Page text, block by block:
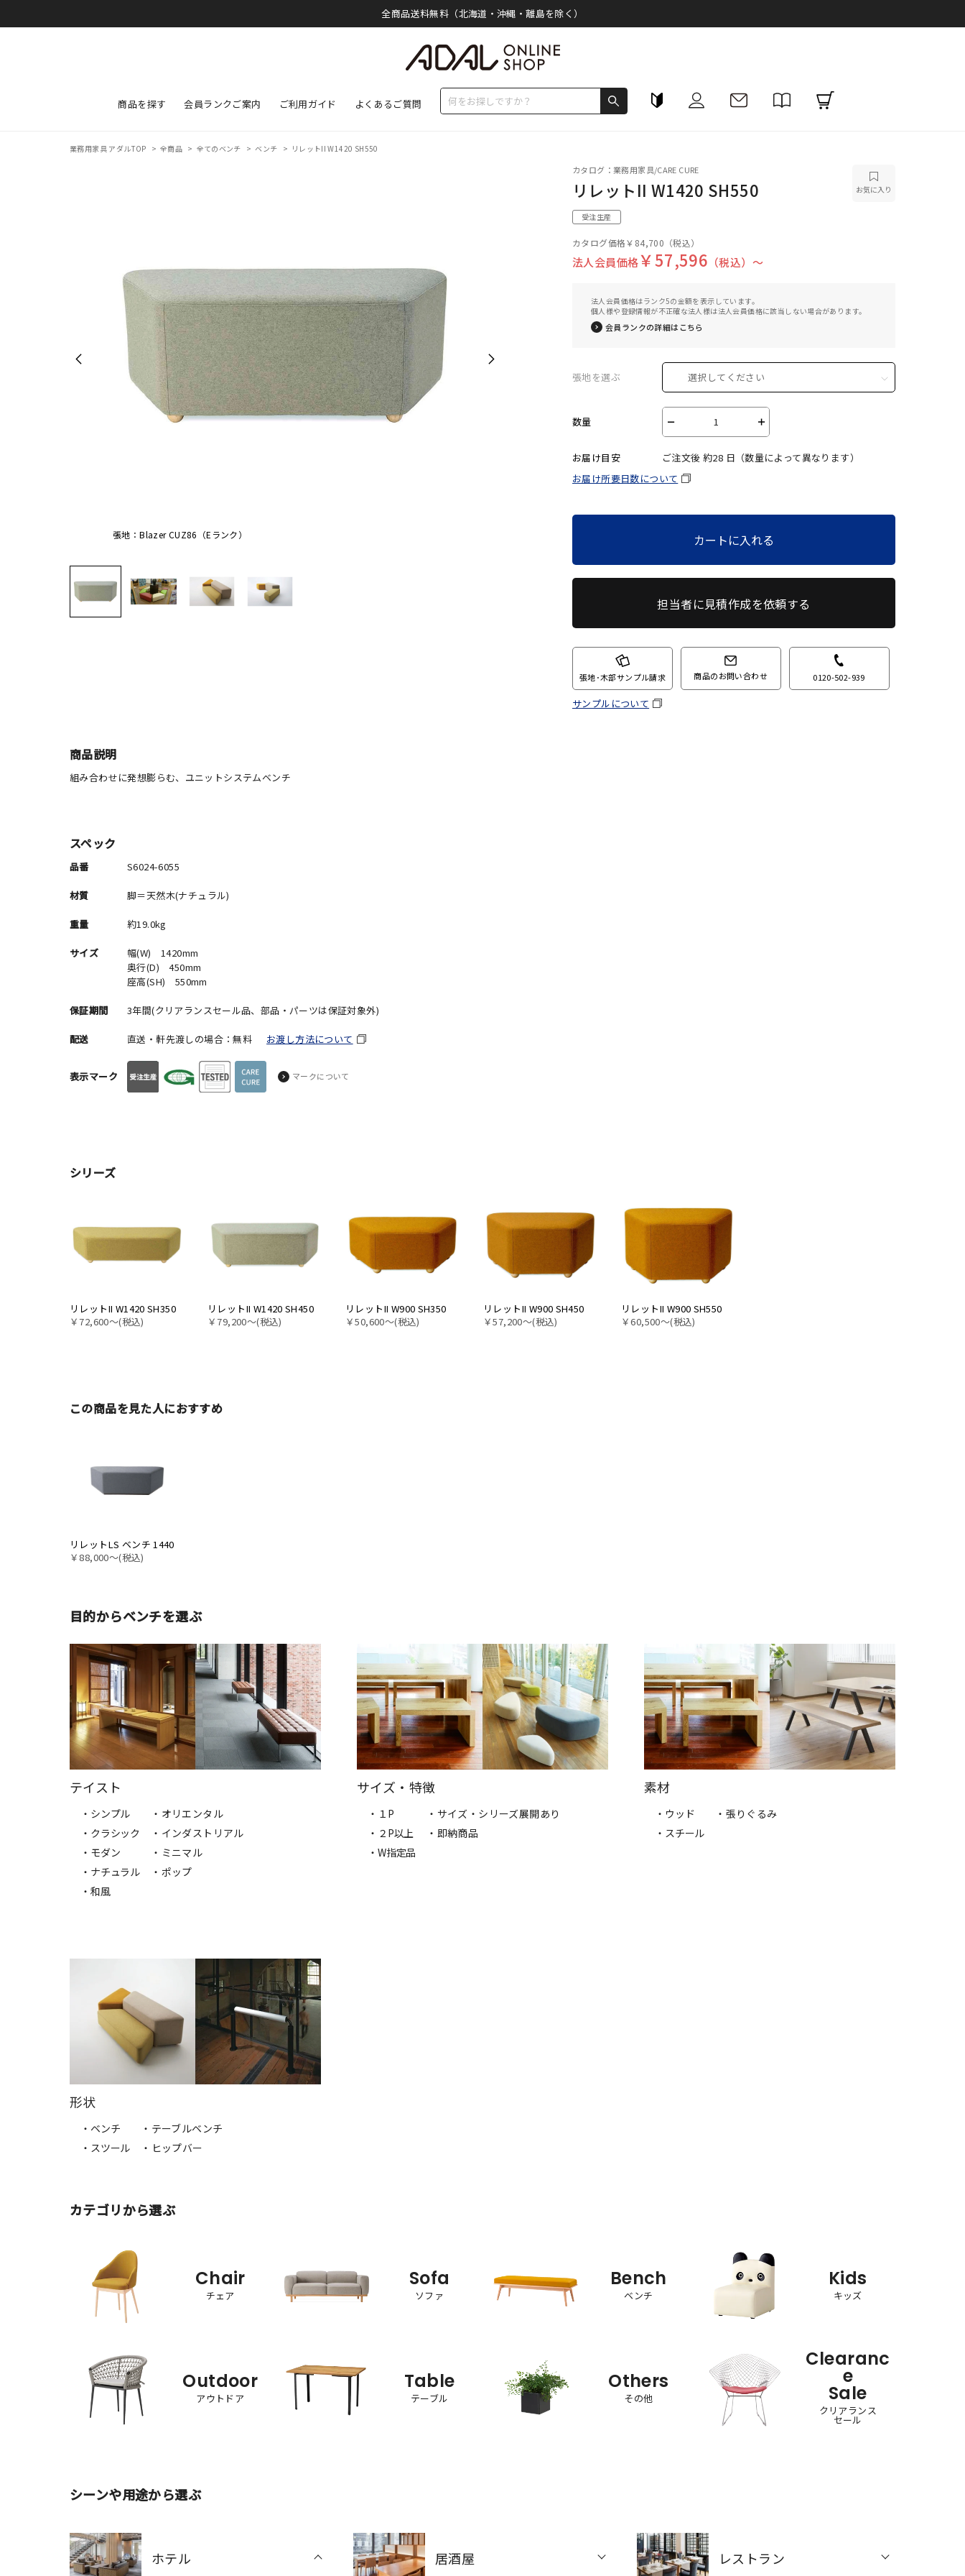
全商品送料無料（北海道・沖縄・離島を除く）
商品を探す 会員ランクご案内 ご利用ガイド よくあるご質問
業務用家具 アダルTOP >全商品 > 全てのベンチ >ベンチ > リレットII W1420 SH550
張地：Blazer CUZ86（Eランク）
カタログ：業務用家具/CARE CURE
リレットII W1420 SH550 お気に入り
受注生産
カタログ価格￥84,700 （税込）
法人会員価格￥57,596 （税込）〜
法人会員価格はランク5の金額を表示しています。
個人様や登録情報が不正確な法人様は法人会員価格に該当しない場合があります。
会員ランクの詳細はこちら
張地を選ぶ 選択してください
数量 － ＋
お届け目安 ご注文後 約28 日（数量によって異なります）
お届け所要日数について
カートに入れる
担当者に見積作成を依頼する
張地･木部サンプル請求 商品のお問い合わせ 0120-502-939
サンプルについて
商品説明
組み合わせに発想膨らむ、ユニットシステムベンチ
スペック
品番 S6024-6055
材質 脚＝天然木(ナチュラル)
重量 約19.0kg
サイズ
幅(W) 1420mm
奥行(D) 450mm
座高(SH) 550mm
保証期間 3年間(クリアランスセール品、部品・パーツは保証対象外)
配送 直送・軒先渡しの場合：無料 お渡し方法について
表示マーク マークについて
シリーズ
リレットII W1420 SH350
￥72,600〜(税込)
リレットII W1420 SH450
￥79,200〜(税込)
リレットII W900 SH350
￥50,600〜(税込)
リレットII W900 SH450
￥57,200〜(税込)
リレットII W900 SH550
￥60,500〜(税込)
この商品を見た人におすすめ
リレットLS ベンチ 1440
￥88,000〜(税込)
目的からベンチを選ぶ
テイスト
・シンプル
・クラシック
・モダン
・ナチュラル
・和風
・オリエンタル
・インダストリアル
・ミニマル
・ポップ
サイズ・特徴
・１P
・２P以上
・W指定品
・サイズ・シリーズ展開あり
・即納商品
素材
・ウッド
・スチール
・張りぐるみ
形状
・ベンチ
・スツール
・テーブルベンチ
・ヒップバー
カテゴリから選ぶ
Chair
チェア
Sofa
ソファ
Bench
ベンチ
Kids
キッズ
Outdoor
アウトドア
Table
テーブル
Others
その他
Clearanc
e
Sale
クリアランス
セール
シーンや用途から選ぶ
ホテル 居酒屋 レストラン